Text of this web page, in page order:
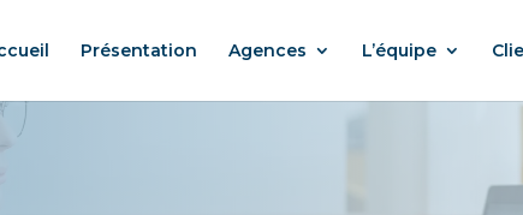
Présentation Agences L’équipe